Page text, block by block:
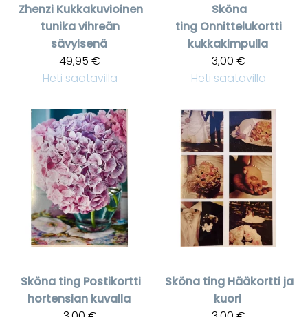
Zhenzi Kukkakuvioinen
tunika vihreän
sävyisenä
49,95 €
Heti saatavilla
Sköna
ting Onnittelukortti
kukkakimpulla
3,00 €
Heti saatavilla
Sköna ting Postikortti
hortensian kuvalla
Sköna ting Hääkortti ja
kuori